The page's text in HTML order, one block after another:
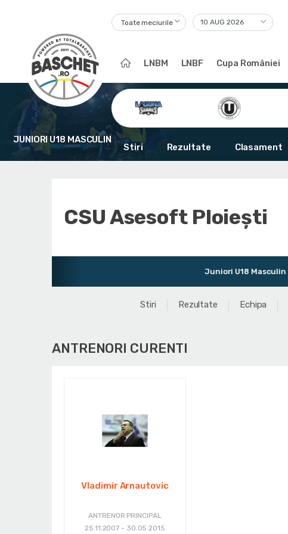
Toate meciurile
LNBM LNBF Cupa României
JUNIORI U18 MASCULIN
Stiri Rezultate Clasament
CSU Asesoft Ploiești
Juniori U18 Masculin
Stiri Rezultate Echipa
ANTRENORI CURENTI
Vladimir Arnautovic
ANTRENOR PRINCIPAL
25.11.2007 - 30.05.2015